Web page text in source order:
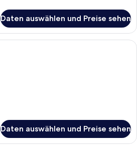
Daten auswählen und Preise sehen
Ein Hotelzimmer mit zwei Betten,
Daten auswählen und Preise sehen